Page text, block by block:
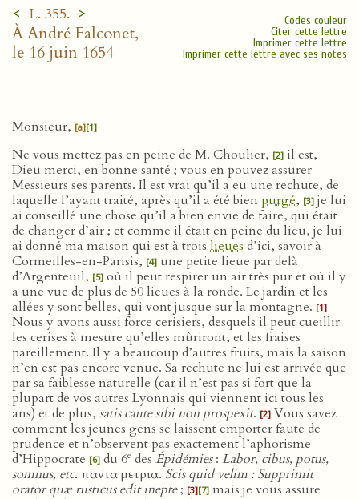
< L. 355. >
À André Falconet,
le 16 juin 1654
Codes couleur
Citer cette lettre
Imprimer cette lettre
Imprimer cette lettre avec ses notes
Monsieur, [a][1]
Ne vous mettez pas en peine de M. Choulier, [2] il est,
Dieu merci, en bonne santé ; vous en pouvez assurer
Messieurs ses parents. Il est vrai qu’il a eu une rechute, de
laquelle l’ayant traité, après qu’il a été bien purgé, [3] je lui
ai conseillé une chose qu’il a bien envie de faire, qui était
de changer d’air ; et comme il était en peine du lieu, je lui
ai donné ma maison qui est à trois lieues d’ici, savoir à
Cormeilles-en-Parisis, [4] une petite lieue par delà
d’Argenteuil, [5] où il peut respirer un air très pur et où il y
a une vue de plus de 50 lieues à la ronde. Le jardin et les
allées y sont belles, qui vont jusque sur la montagne. [1]
Nous y avons aussi force cerisiers, desquels il peut cueillir
les cerises à mesure qu’elles mûriront, et les fraises
pareillement. Il y a beaucoup d’autres fruits, mais la saison
n’en est pas encore venue. Sa rechute ne lui est arrivée que
par sa faiblesse naturelle (car il n’est pas si fort que la
plupart de vos autres Lyonnais qui viennent ici tous les
ans) et de plus, satis caute sibi non prospexit. [2] Vous savez
comment les jeunes gens se laissent emporter faute de
prudence et n’observent pas exactement l’aphorisme
d’Hippocrate [6] du 6e des Épidémies: Labor, cibus, potus,
somnus, etc. παντα μετρια. Scis quid velim : Supprimit
orator quæ rusticus edit inepte; [3][7] mais je vous assure